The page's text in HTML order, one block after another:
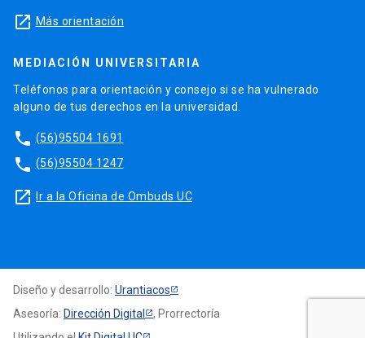
launch Más orientación
MEDIACIÓN UNIVERSITARIA
Teléfonos para orientación y consejo si se ha vulnerado
alguno de tus derechos en la universidad.
phone (56)95504 1691
phone (56)95504 1247
launch Ir a la Oficina de Ombuds UC
Diseño y desarrollo: Urantiacos
Asesoría: Dirección Digital
, Prorrectoría